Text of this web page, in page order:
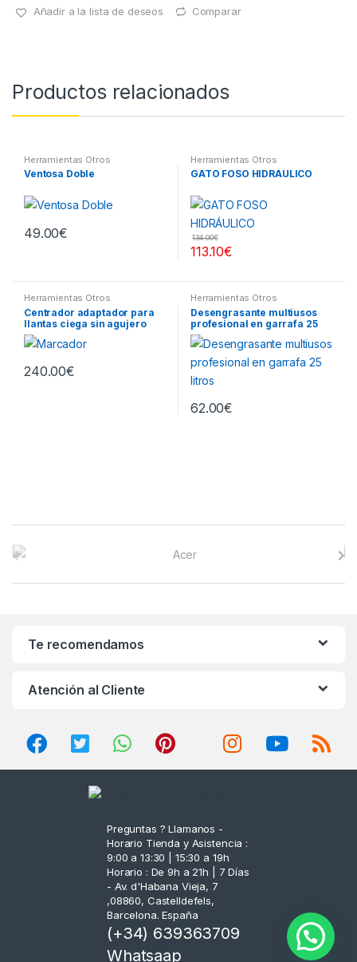
Añadir a la lista de deseos Comparar
Productos relacionados
Herramientas Otros
Ventosa Doble
49.00€
Herramientas Otros
GATO FOSO HIDRÁULICO
113.10€
134.00€
Herramientas Otros
Centrador adaptador para
llantas ciega sin agujero
central
240.00€
Herramientas Otros
Desengrasante multiusos
profesional en garrafa 25
litros
62.00€
a
Te recomendamos
Atención al Cliente
Preguntas ? Llamanos -
Horario Tienda y Asistencia :
9:00 a 13:30 | 15:30 a 19h
Horario : De 9h a 21h | 7 Días
- Av. d'Habana Vieja, 7
,08860, Castelldefels,
Barcelona. España
(+34) 639363709
Whatsaap